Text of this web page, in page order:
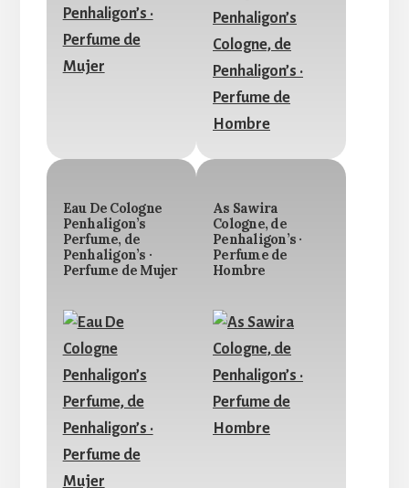
Eau De Cologne
Penhaligon’s
Perfume, de
Penhaligon’s ·
Perfume de Mujer
As Sawira
Cologne, de
Penhaligon’s ·
Perfume de
Hombre